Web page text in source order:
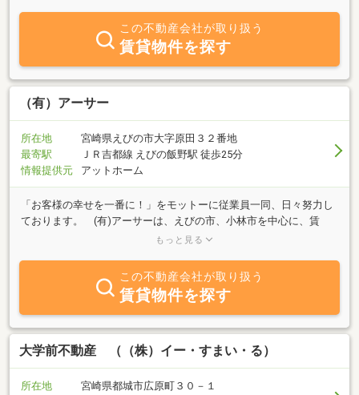
この不動産会社が取り扱う
賃貸物件を探す
（有）アーサー
所在地
宮崎県えびの市大字原田３２番地
最寄駅
ＪＲ吉都線 えびの飯野駅 徒歩25分
情報提供元
アットホーム
「お客様の幸せを一番に！」をモットーに従業員一同、日々努力し
ております。 (有)アーサーは、えびの市、小林市を中心に、賃
貸、売買物件の最新情報をいち早くお届け致しております。 親切
もっと見る
この不動産会社が取り扱う
賃貸物件を探す
大学前不動産 （（株）イー・すまい・る）
所在地
宮崎県都城市広原町３０－１